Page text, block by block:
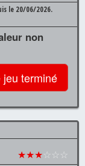
le 20/06/2026.
non
jeu terminé
★★★☆☆☆